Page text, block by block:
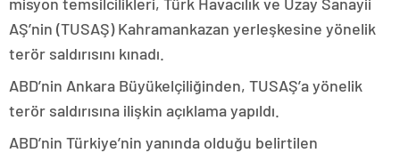
AŞ’nin (TUSAŞ) Kahramankazan yerleşkesine yönelik
terör saldırısını kınadı.
ABD’nin Ankara Büyükelçiliğinden, TUSAŞ’a yönelik
terör saldırısına ilişkin açıklama yapıldı.
ABD’nin Türkiye’nin yanında olduğu belirtilen